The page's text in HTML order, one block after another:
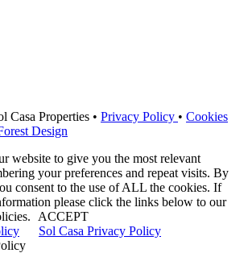
Casa Properties • Privacy Policy • Cookies
Design
website to give you the most relevant
your preferences and repeat visits. By
consent to the use of ALL the cookies. If
please click the links below to our
ACCEPT
Sol Casa Privacy Policy